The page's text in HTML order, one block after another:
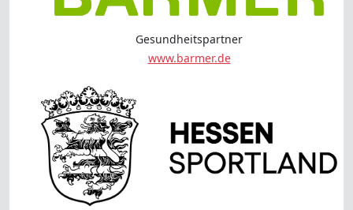
Gesundheitspartner
www.barmer.de